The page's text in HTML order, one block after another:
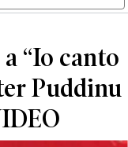
“Io canto
Puddinu